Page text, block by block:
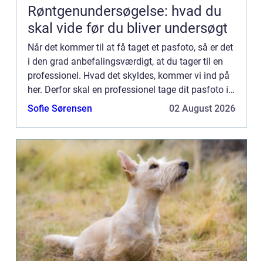
Røntgenundersøgelse: hvad du
skal vide før du bliver undersøgt
Når det kommer til at få taget et pasfoto, så er det
i den grad anbefalingsværdigt, at du tager til en
professionel. Hvad det skyldes, kommer vi ind på
her. Derfor skal en professionel tage dit pasfoto i
Solrød Du får et ekstra godt billede Først og ...
Sofie Sørensen 02 August 2026